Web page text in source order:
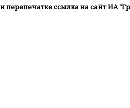
ссылка на сайт ИА